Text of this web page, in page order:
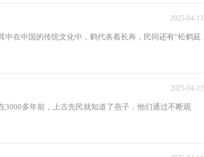
2025-04-13
在中国的传统文化中，鹤代表着长寿，民间还有“松鹤延
2025-04-13
多年前，上古先民就知道了燕子，他们通过不断观